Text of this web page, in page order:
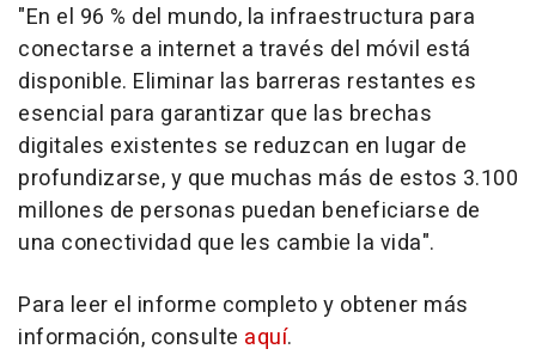
"En el 96 % del mundo, la infraestructura para
conectarse a internet a través del móvil está
disponible. Eliminar las barreras restantes es
esencial para garantizar que las brechas
digitales existentes se reduzcan en lugar de
profundizarse, y que muchas más de estos 3.100
millones de personas puedan beneficiarse de
una conectividad que les cambie la vida".
Para leer el informe completo y obtener más
información, consulte aquí.